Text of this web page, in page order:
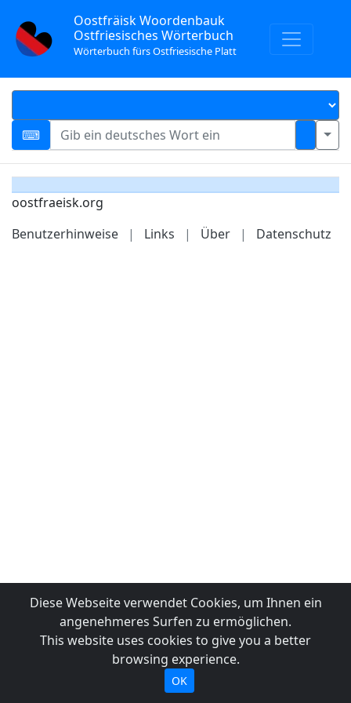
Oostfräisk Woordenbauk
Ostfriesisches Wörterbuch
Wörterbuch fürs Ostfriesische Platt
oostfraeisk.org
Benutzerhinweise
| Links | Über | Datenschutz
Diese Webseite verwendet Cookies, um Ihnen ein
angenehmeres Surfen zu ermöglichen.
This website uses cookies to give you a better
browsing experience.
OK